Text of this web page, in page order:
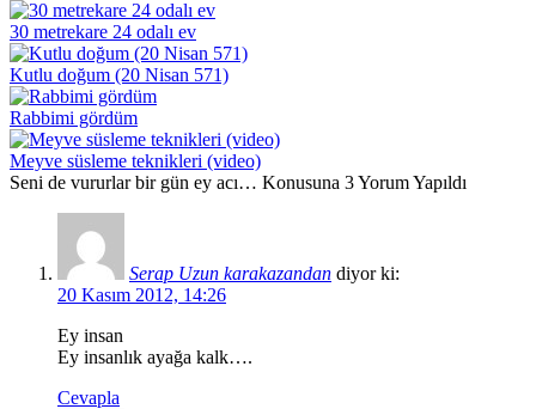
30 metrekare 24 odalı ev
Kutlu doğum (20 Nisan 571)
Rabbimi gördüm
Meyve süsleme teknikleri (video)
Seni de vururlar bir gün ey acı… Konusuna 3 Yorum Yapıldı
Serap Uzun karakazandan diyor ki:
20 Kasım 2012, 14:26
Ey insan
Ey insanlık ayağa kalk….
Cevapla